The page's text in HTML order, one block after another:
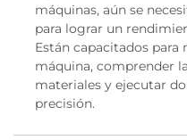
máquinas, aún se
para lograr un
Están capacitados para
máquina, comprender
materiales y ejecutar
precisión.